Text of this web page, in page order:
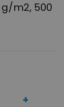
m2, 500
+